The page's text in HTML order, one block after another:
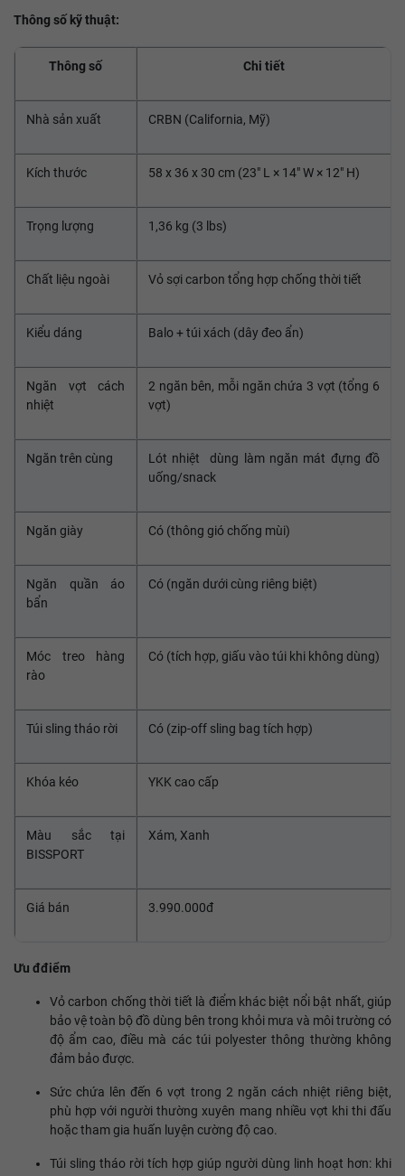
Thông số kỹ thuật:
Thông số Chi tiết
Nhà sản xuất CRBN (California, Mỹ)
Kích thước 58 x 36 x 30 cm (23" L × 14" W × 12" H)
Trọng lượng 1,36 kg (3 lbs)
Chất liệu ngoài Vỏ sợi carbon tổng hợp chống thời tiết
Kiểu dáng Balo + túi xách (dây đeo ẩn)
Ngăn vợt cách
nhiệt
2 ngăn bên, mỗi ngăn chứa 3 vợt (tổng 6
vợt)
Ngăn trên cùng
Lót nhiệt dùng làm ngăn mát đựng đồ
uống/snack
Ngăn giày Có (thông gió chống mùi)
Ngăn quần áo
bẩn
Có (ngăn dưới cùng riêng biệt)
Móc treo hàng
rào
Có (tích hợp, giấu vào túi khi không dùng)
Túi sling tháo rời Có (zip-off sling bag tích hợp)
Khóa kéo YKK cao cấp
Màu sắc tại
BISSPORT
Xám, Xanh
Giá bán 3.990.000đ
Ưu đđiểm
Vỏ carbon chống thời tiết là điểm khác biệt nổi bật nhất, giúp
bảo vệ toàn bộ đồ dùng bên trong khỏi mưa và môi trường có
độ ẩm cao, điều mà các túi polyester thông thường không
đảm bảo được.
Sức chứa lên đến 6 vợt trong 2 ngăn cách nhiệt riêng biệt,
phù hợp với người thường xuyên mang nhiều vợt khi thi đấu
hoặc tham gia huấn luyện cường độ cao.
Túi sling tháo rời tích hợp giúp người dùng linh hoạt hơn: khi